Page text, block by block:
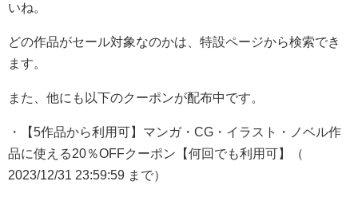
いね。
どの作品がセール対象なのかは、特設ページから検索でき
ます。
また、他にも以下のクーポンが配布中です。
・【5作品から利用可】マンガ・CG・イラスト・ノベル作
品に使える20％OFFクーポン【何回でも利用可】（
2023/12/31 23:59:59 まで）